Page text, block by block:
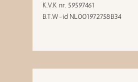
K.V.K nr. 59597461
B.T.W-id NL001972758B34